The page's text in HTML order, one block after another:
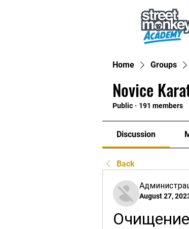
Home Groups
Novice
Public · 191 members
Discussion
Back
August 27,